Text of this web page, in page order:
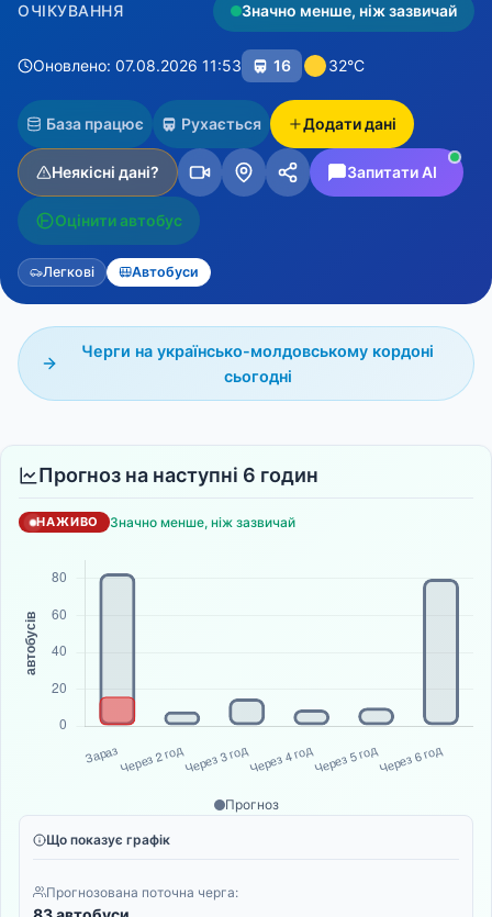
ОЧІКУВАННЯ Значно менше, ніж зазвичай
Оновлено: 07.08.2026 11:53 16 32°C
База працює Рухається Додати дані
Неякісні дані? Запитати AI
Оцінити автобус
Легкові Автобуси
Черги на українсько-молдовському кордоні
сьогодні
Прогноз на наступні 6 годин
НАЖИВО Значно менше, ніж зазвичай
Прогноз
Що показує графік
Прогнозована поточна черга: